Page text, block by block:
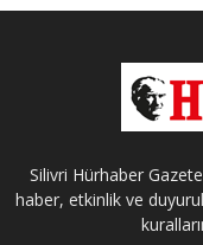
Silivri Hürhaber
haber, etkinlik ve